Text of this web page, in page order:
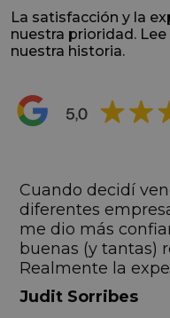
La satisfacción y la
nuestra prioridad.
nuestra historia.
Cuando decidí
diferentes
me dio más
buenas (y tantas)
Realmente la
buena, Carolina
y profesional.
Judit Sorribes